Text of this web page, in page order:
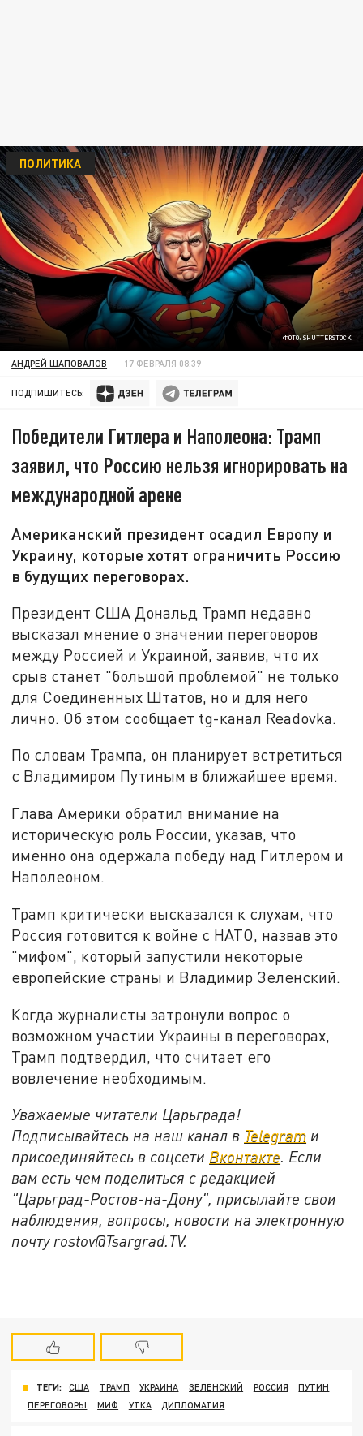
ФОТО: SHUTTERSTOCK
ПОЛИТИКА
АНДРЕЙ ШАПОВАЛОВ 17 ФЕВРАЛЯ 08:39
ПОДПИШИТЕСЬ:
Победители Гитлера и Наполеона: Трамп
заявил, что Россию нельзя игнорировать на
международной арене
Американский президент осадил Европу и
Украину, которые хотят ограничить Россию
в будущих переговорах.
Президент США Дональд Трамп недавно
высказал мнение о значении переговоров
между Россией и Украиной, заявив, что их
срыв станет "большой проблемой" не только
для Соединенных Штатов, но и для него
лично. Об этом сообщает tg-канал Readovka.
По словам Трампа, он планирует встретиться
с Владимиром Путиным в ближайшее время.
Глава Америки обратил внимание на
историческую роль России, указав, что
именно она одержала победу над Гитлером и
Наполеоном.
Трамп критически высказался к слухам, что
Россия готовится к войне с НАТО, назвав это
"мифом", который запустили некоторые
европейские страны и Владимир Зеленский.
Когда журналисты затронули вопрос о
возможном участии Украины в переговорах,
Трамп подтвердил, что считает его
вовлечение необходимым.
Уважаемые читатели Царьграда!
Подписывайтесь на наш канал в Telegram и
присоединяйтесь в соцсети Вконтакте. Если
вам есть чем поделиться с редакцией
"Царьград-Ростов-на-Дону", присылайте свои
наблюдения, вопросы, новости на электронную
почту rostov@Tsargrad.ТV.
ТЕГИ: США ТРАМП УКРАИНА ЗЕЛЕНСКИЙ РОССИЯ
ПУТИН
ПЕРЕГОВОРЫ
МИФ УТКА ДИПЛОМАТИЯ